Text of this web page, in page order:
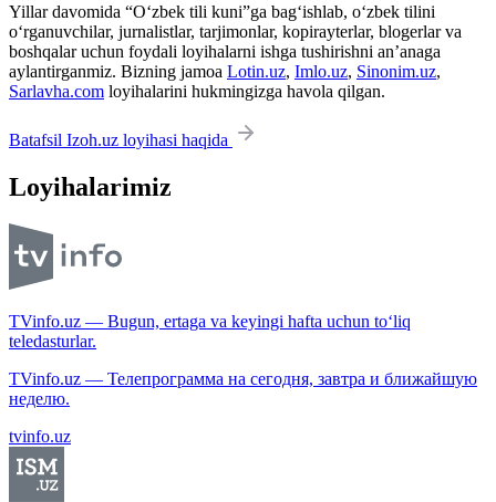
Yillar davomida “O‘zbek tili kuni”ga bag‘ishlab, o‘zbek tilini
o‘rganuvchilar, jurnalistlar, tarjimonlar, kopirayterlar, blogerlar va
boshqalar uchun foydali loyihalarni ishga tushirishni an’anaga
aylantirganmiz. Bizning jamoa Lotin.uz, Imlo.uz, Sinonim.uz,
Sarlavha.com loyihalarini hukmingizga havola qilgan.
Batafsil Izoh.uz loyihasi haqida
Loyihalarimiz
TVinfo.uz — Bugun, ertaga va keyingi hafta uchun to‘liq
teledasturlar.
TVinfo.uz — Телепрограмма на сегодня, завтра и ближайшую
неделю.
tvinfo.uz